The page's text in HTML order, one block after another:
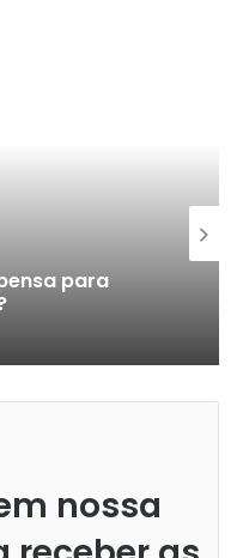
para
– Rabino
nossa